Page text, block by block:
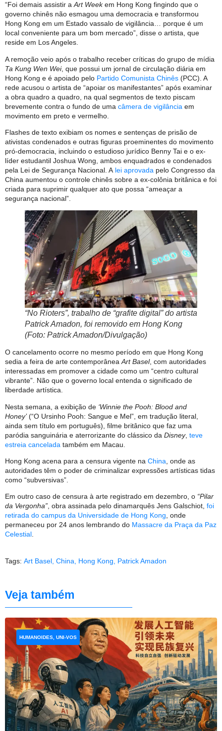
“Foi demais assistir aArt Weekem Hong Kong fingindo que o
governo chinês não esmagou uma democracia e transformou
Hong Kong em um Estado vassalo de vigilância… porque é um
local conveniente para um bom mercado”, disse o artista, que
reside em Los Angeles.
A remoção veio após o trabalho receber críticas do grupo de mídia
Ta Kung Wen Wei, que possui um jornal de circulação diária em
Hong Kong e é apoiado pelo Partido Comunista Chinês (PCC). A
rede acusou o artista de “apoiar os manifestantes” após examinar
a obra quadro a quadro, na qual segmentos de texto piscam
brevemente contra o fundo de uma câmera de vigilância em
movimento em preto e vermelho.
Flashes de texto exibiam os nomes e sentenças de prisão de
ativistas condenados e outras figuras proeminentes do movimento
pró-democracia, incluindo o estudioso jurídico Benny Tai e o ex-
líder estudantil Joshua Wong, ambos enquadrados e condenados
pela Lei de Segurança Nacional. A lei aprovada pelo Congresso da
China aumentou o controle chinês sobre a ex-colônia britânica e foi
criada para suprimir qualquer ato que possa “ameaçar a
segurança nacional”.
“No Rioters”, trabalho de “grafite digital” do artista
Patrick Amadon, foi removido em Hong Kong
(Foto: Patrick Amadon/Divulgação)
O cancelamento ocorre no mesmo período em que Hong Kong
sedia a feira de arte contemporânea Art Basel, com autoridades
interessadas em promover a cidade como um “centro cultural
vibrante”. Não que o governo local entenda o significado de
liberdade artística.
Nesta semana, a exibição de ‘Winnie the Pooh: Blood and
Honey’(“O Ursinho Pooh: Sangue e Mel”, em tradução literal,
ainda sem título em português), filme britânico que faz uma
paródia sanguinária e aterrorizante do clássico da Disney, teve
estreia cancelada também em Macau.
Hong Kong acena para a censura vigente na China , onde as
autoridades têm o poder de criminalizar expressões artísticas tidas
como “subversivas”.
Em outro caso de censura à arte registrado em dezembro, o “Pilar
da Vergonha”, obra assinada pelo dinamarquês Jens Galschiot, foi
retirada do campus da Universidade de Hong Kong, onde
permaneceu por 24 anos lembrando do Massacre da Praça da Paz
Celestial.
Tags: Art Basel China Hong Kong Patrick Amadon
Veja também
HUMANOIDES, UNI-VOS